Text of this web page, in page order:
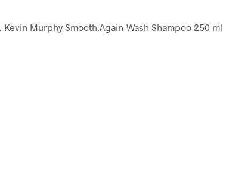
. Kevin Murphy Smooth.Again-Wash Shampoo 250 ml